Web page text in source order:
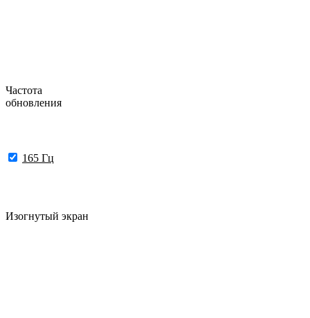
Частота
обновления
165 Гц
Изогнутый экран